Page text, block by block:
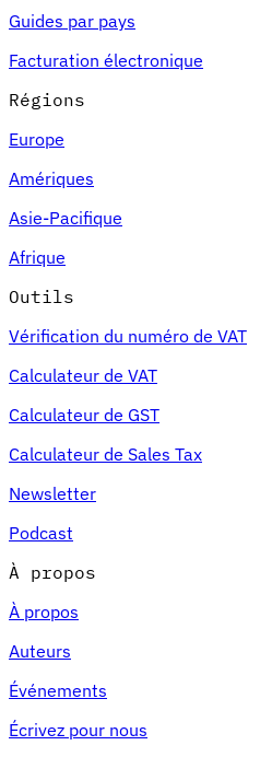
Guides par pays
Facturation électronique
Régions
Europe
Amériques
Asie-Pacifique
Afrique
Outils
Vérification du numéro de VAT
Calculateur de VAT
Calculateur de GST
Calculateur de Sales Tax
Newsletter
Podcast
À propos
À propos
Auteurs
Événements
Écrivez pour nous